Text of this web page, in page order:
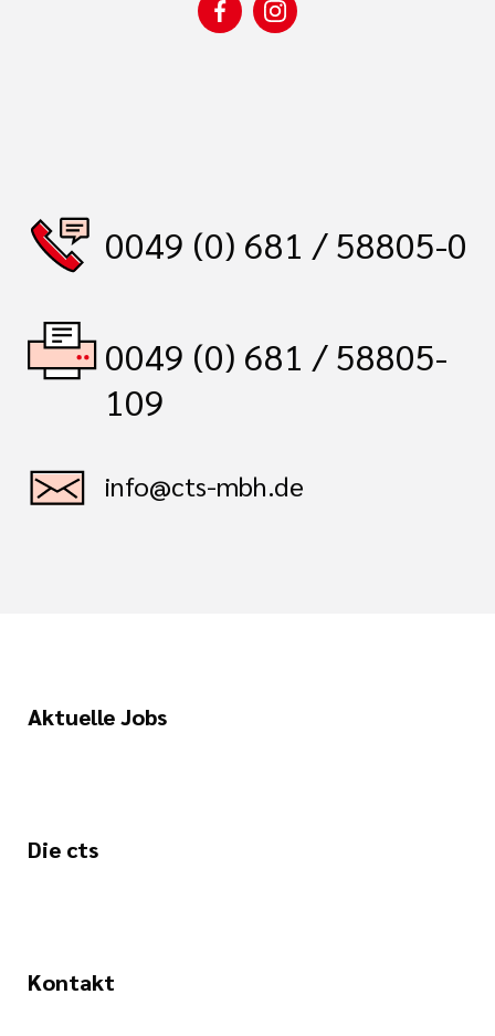
0049 (0) 681 / 58805-0
0049 (0) 681 / 58805-
109
info@cts-mbh.de
Aktuelle Jobs
Die cts
Kontakt